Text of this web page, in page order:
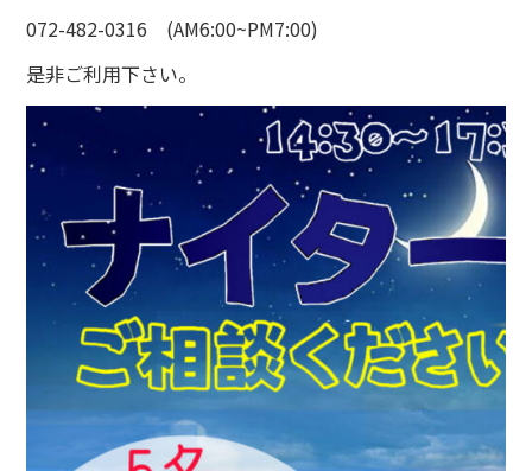
072-482-0316 (AM6:00~PM7:00)
是非ご利用下さい。